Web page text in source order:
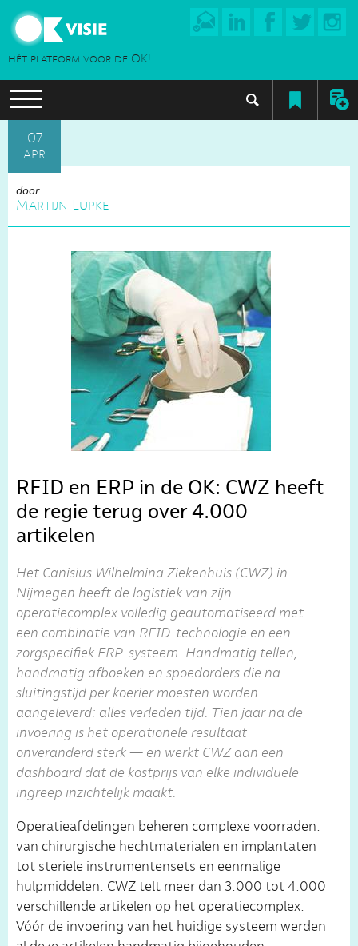
hét platform voor de OK!
07
apr
door
Martijn Lupke
RFID en ERP in de OK: CWZ heeft
de regie terug over 4.000
artikelen
Het Canisius Wilhelmina Ziekenhuis (CWZ) in
Nijmegen heeft de logistiek van zijn
operatiecomplex volledig geautomatiseerd met
een combinatie van RFID-technologie en een
zorgspecifiek ERP-systeem. Handmatig tellen,
handmatig afboeken en spoedorders die na
sluitingstijd per koerier moesten worden
aangeleverd: alles verleden tijd. Tien jaar na de
invoering is het operationele resultaat
onveranderd sterk — en werkt CWZ aan een
dashboard dat de kostprijs van elke individuele
ingreep inzichtelijk maakt.
Operatieafdelingen beheren complexe voorraden:
van chirurgische hechtmaterialen en implantaten
tot steriele instrumentensets en eenmalige
hulpmiddelen. CWZ telt meer dan 3.000 tot 4.000
verschillende artikelen op het operatiecomplex.
Vóór de invoering van het huidige systeem werden